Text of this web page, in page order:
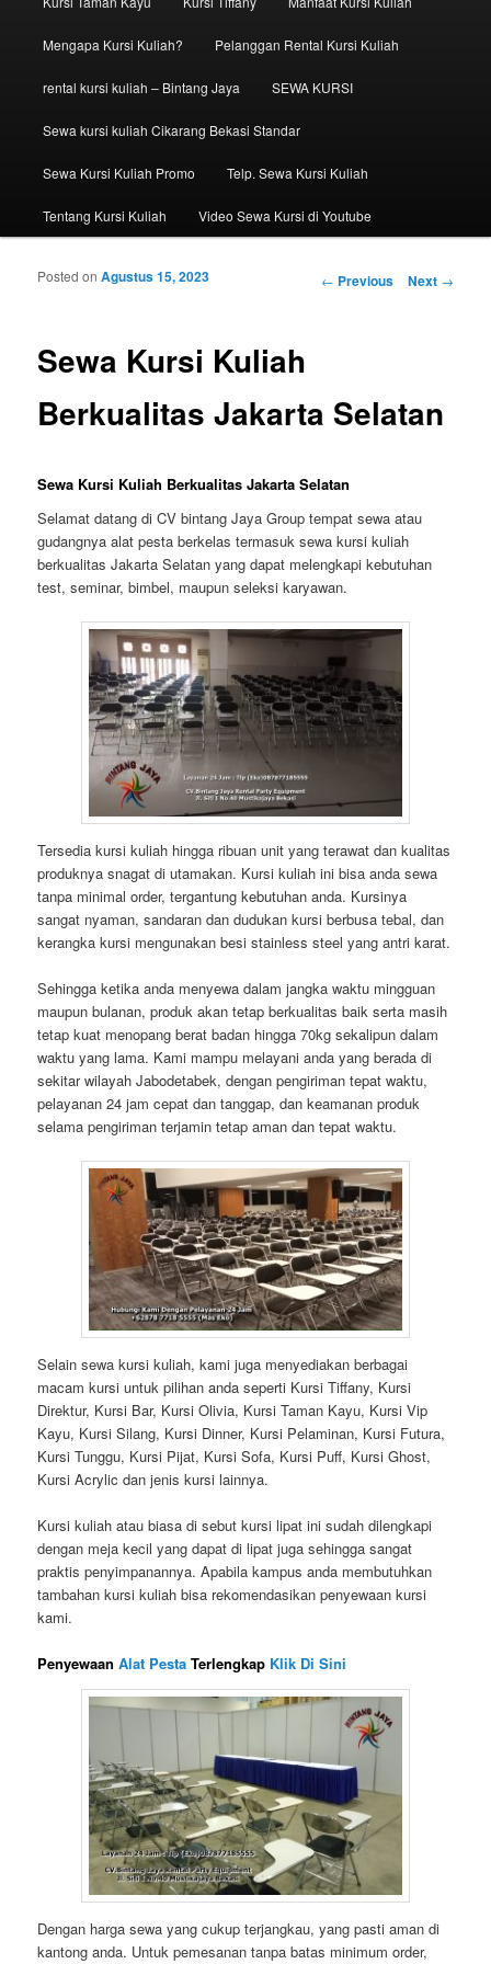
Mengapa Kursi Kuliah? Pelanggan Rental Kursi Kuliah
rental kursi kuliah – Bintang Jaya SEWA KURSI
Sewa kursi kuliah Cikarang Bekasi Standar
Sewa Kursi Kuliah Promo Telp. Sewa Kursi Kuliah
Tentang Kursi Kuliah Video Sewa Kursi di Youtube
Post navigation
← Previous Next →
Sewa Kursi Kuliah
Berkualitas Jakarta Selatan
Posted onAgustus 15, 2023
Sewa Kursi Kuliah Berkualitas Jakarta Selatan
Selamat datang di CV bintang Jaya Group tempat sewa atau
gudangnya alat pesta berkelas termasuk sewa kursi kuliah
berkualitas Jakarta Selatan yang dapat melengkapi kebutuhan
test, seminar, bimbel, maupun seleksi karyawan.
Tersedia kursi kuliah hingga ribuan unit yang terawat dan kualitas
produknya snagat di utamakan. Kursi kuliah ini bisa anda sewa
tanpa minimal order, tergantung kebutuhan anda. Kursinya
sangat nyaman, sandaran dan dudukan kursi berbusa tebal, dan
kerangka kursi mengunakan besi stainless steel yang antri karat.
Sehingga ketika anda menyewa dalam jangka waktu mingguan
maupun bulanan, produk akan tetap berkualitas baik serta masih
tetap kuat menopang berat badan hingga 70kg sekalipun dalam
waktu yang lama. Kami mampu melayani anda yang berada di
sekitar wilayah Jabodetabek, dengan pengiriman tepat waktu,
pelayanan 24 jam cepat dan tanggap, dan keamanan produk
selama pengiriman terjamin tetap aman dan tepat waktu.
Selain sewa kursi kuliah, kami juga menyediakan berbagai
macam kursi untuk pilihan anda seperti Kursi Tiffany, Kursi
Direktur, Kursi Bar, Kursi Olivia, Kursi Taman Kayu, Kursi Vip
Kayu, Kursi Silang, Kursi Dinner, Kursi Pelaminan, Kursi Futura,
Kursi Tunggu, Kursi Pijat, Kursi Sofa, Kursi Puff, Kursi Ghost,
Kursi Acrylic dan jenis kursi lainnya.
Kursi kuliah atau biasa di sebut kursi lipat ini sudah dilengkapi
dengan meja kecil yang dapat di lipat juga sehingga sangat
praktis penyimpanannya. Apabila kampus anda membutuhkan
tambahan kursi kuliah bisa rekomendasikan penyewaan kursi
kami.
PenyewaanAlat Pesta Terlengkap Klik Di Sini
Dengan harga sewa yang cukup terjangkau, yang pasti aman di
kantong anda. Untuk pemesanan tanpa batas minimum order,